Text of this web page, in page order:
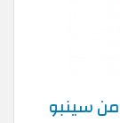
سينبو